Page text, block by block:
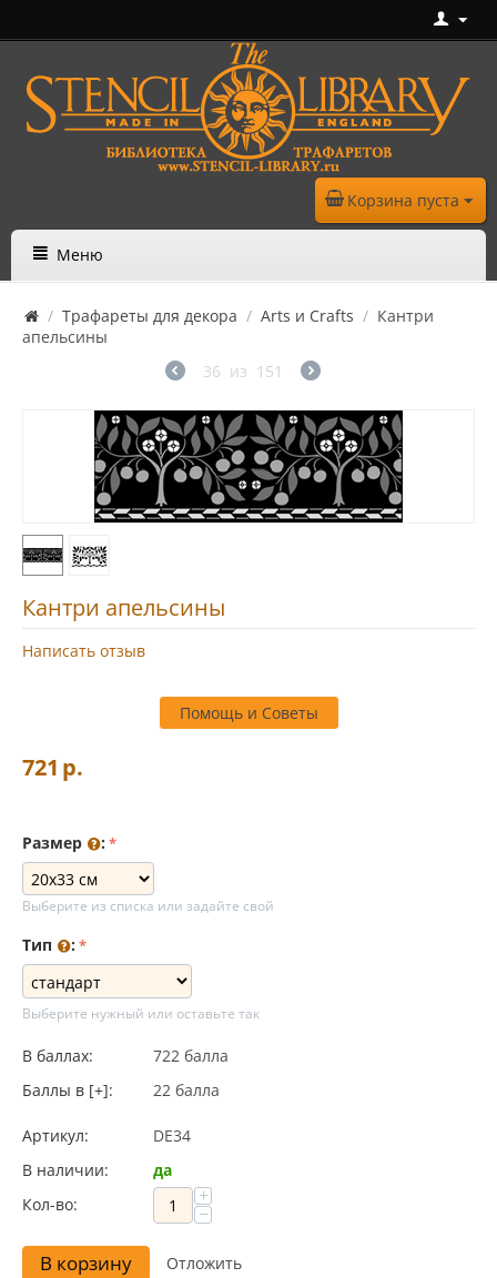
Корзина пуста
Меню
/ Трафареты для декора / Arts и Crafts / Кантри
апельсины
36 из 151
Кантри апельсины
Написать отзыв
Помощь и Советы
721 р.
Размер :
Выберите из списка или задайте свой
Тип :
Выберите нужный или оставьте так
В баллах:
722 балла
Баллы в [+]:
22 балла
Артикул:
DE34
В наличии:
да
Кол-во:
+
−
В корзину Отложить